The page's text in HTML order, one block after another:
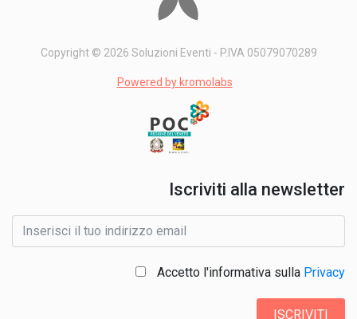
Copyright © 2026 Soluzioni Eventi - P.IVA 05079070289
Powered by kromolabs
Iscriviti alla newsletter
Accetto l'informativa sulla Privacy
ISCRIVITI